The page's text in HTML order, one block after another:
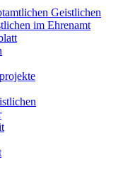
Geistlichen
im Ehrenamt